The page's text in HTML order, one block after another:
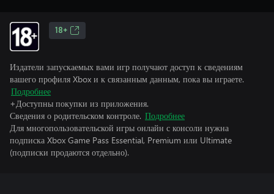
18+
Издатели запускаемых вами игр получают доступ к сведениям
вашего профиля Xbox и к связанным данным, пока вы играете.
Подробнее
+Доступны покупки из приложения.
Сведения о родительском контроле. Подробнее
Для многопользовательской игры онлайн с консоли нужна
подписка Xbox Game Pass Essential, Premium или Ultimate
(подписки продаются отдельно).